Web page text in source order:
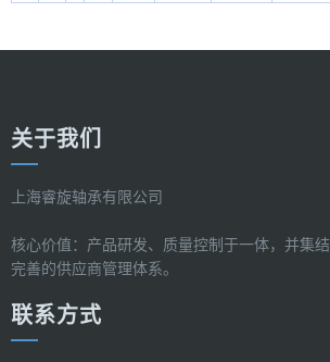
关于我们
上海睿旋轴承有限公司
核心价值：产品研发、质量控制于一体，并集结
完善的供应商管理体系。
联系方式